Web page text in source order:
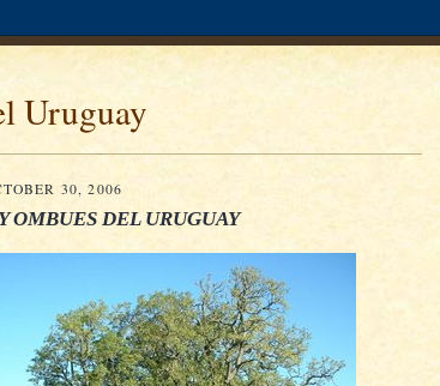
Uruguay
30, 2006
OMBUES DEL URUGUAY